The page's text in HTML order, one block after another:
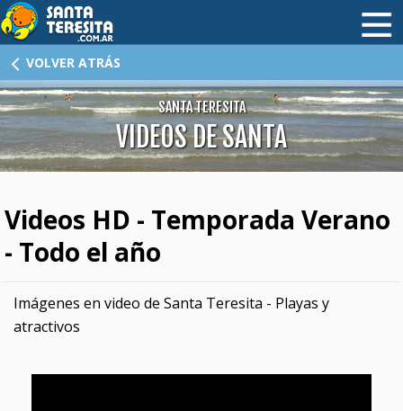
HOTELES
CABAÑAS
ALQUILERES II
INMOBILIARIAS
DÓNDE COMER
VOLVER ATRÁS
SANTA TERESITA
VIDEOS DE SANTA
Videos HD - Temporada Verano
- Todo el año
Imágenes en video de Santa Teresita - Playas y
atractivos